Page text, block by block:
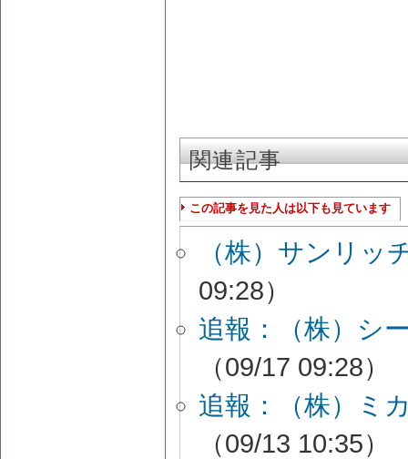
関連記事
この記事を見た人は以下も見ています
（株）サンリッ
09:28）
追報：（株）シ
（09/17 09:28）
追報：（株）ミ
（09/13 10:35）